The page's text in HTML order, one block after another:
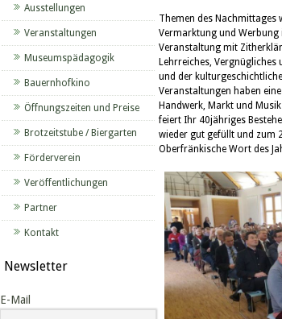
Ausstellungen
Veranstaltungen
Museumspädagogik
Bauernhofkino
Öffnungszeiten und Preise
Brotzeitstube / Biergarten
Förderverein
Veröffentlichungen
Partner
Kontakt
Newsletter
E-Mail
Themen des Nachmittages
Vermarktung und Werbung
Veranstaltung mit
Lehrreiches,
und der
Veranstaltungen haben
Handwerk, Markt und
feiert Ihr 40jähriges
wieder gut gefüllt und zum
Oberfränkische Wort des